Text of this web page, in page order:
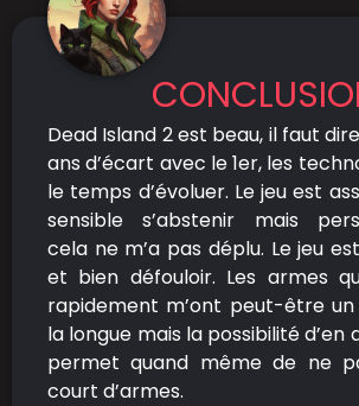
Dead Island 2 est beau, il faut dire
ans d’écart avec le 1er, les
le temps d’évoluer. Le jeu est
sensible s’abstenir mais
cela ne m’a pas déplu. Le jeu
et bien défouloir. Les armes
rapidement m’ont peut-être
la longue mais la possibilité d’en
permet quand même de ne
court d’armes.